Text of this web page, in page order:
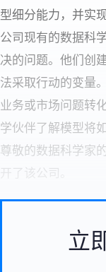
型细分能力，并实
公司现有的数据科
决的问题。他们创
法采取行动的变量
业务或市场问题转
学伙伴了解模型将
尊敬的数据科学家
开了该公司。
立